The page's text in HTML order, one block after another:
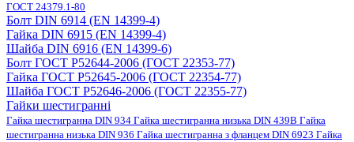
ГОСТ 24379.1-80
Болт DIN 6914 (EN 14399-4)
Гайка DIN 6915 (EN 14399-4)
Шайба DIN 6916 (EN 14399-6)
Болт ГОСТ Р52644-2006 (ГОСТ 22353-77)
Гайка ГОСТ Р52645-2006 (ГОСТ 22354-77)
Шайба ГОСТ Р52646-2006 (ГОСТ 22355-77)
Гайки шестигранні
Гайка шестигранна DIN 934 Гайка шестигранна низька DIN 439B Гайка
шестигранна низька DIN 936 Гайка шестигранна з фланцем DIN 6923 Гайка